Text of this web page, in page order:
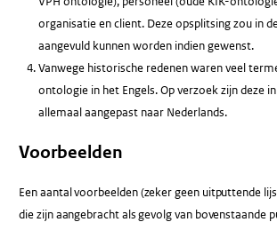
organisatie en client. Deze opsplitsing zou in
aangevuld kunnen worden indien gewenst.
Vanwege historische redenen waren veel
ontologie in het Engels. Op verzoek zijn deze
allemaal aangepast naar Nederlands.
Voorbeelden
Een aantal voorbeelden (zeker geen uitputtende
die zijn aangebracht als gevolg van bovenstaande